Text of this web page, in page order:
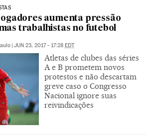
aumenta pressão
trabalhistas no futebol
| JUN 23, 2017 - 17:28 EDT
Atletas de clubes das séries
A e B prometem novos
protestos e não descartam
greve caso o Congresso
Nacional ignore suas
reivindicações